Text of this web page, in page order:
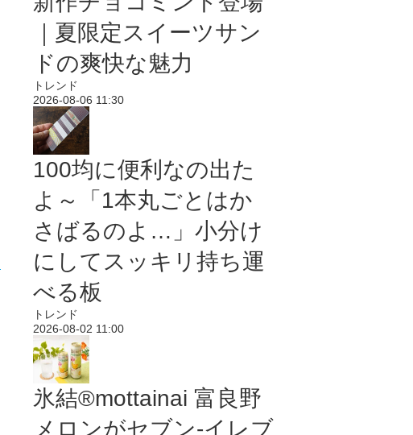
｜夏限定スイーツサン
ドの爽快な魅力
トレンド
2026-08-06 11:30
100均に便利なの出た
よ～「1本丸ごとはか
さばるのよ…」小分け
にしてスッキリ持ち運
べる板
トレンド
2026-08-02 11:00
氷結®mottainai 富良野
メロンがセブン‐イレブ